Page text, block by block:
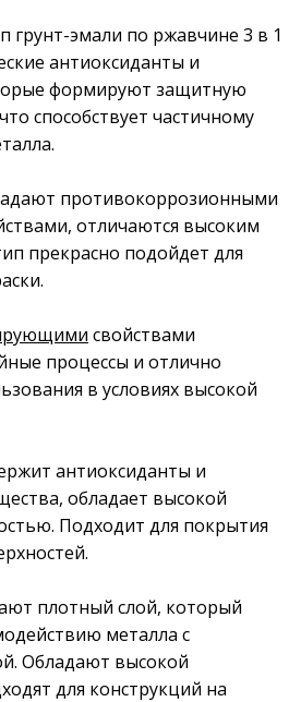
грунт-эмали по ржавчине 3 в 1
антиоксиданты и
формируют защитную
способствует частичному
противокоррозионными
отличаются высоким
прекрасно подойдет для
свойствами
процессы и отлично
в условиях высокой
антиоксиданты и
обладает высокой
Подходит для покрытия
плотный слой, который
металла с
Обладают высокой
для конструкций на